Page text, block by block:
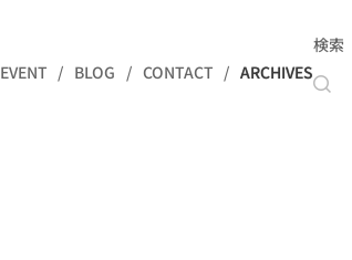
BLOG CONTACT ARCHIVES
検索